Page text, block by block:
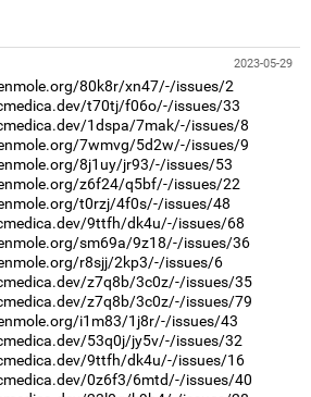
2023-05-29
80k8r/xn47/-/issues/2
t70tj/f06o/-/issues/33
1dspa/7mak/-/issues/8
7wmvg/5d2w/-/issues/9
8j1uy/jr93/-/issues/53
z6f24/q5bf/-/issues/22
t0rzj/4f0s/-/issues/48
9ttfh/dk4u/-/issues/68
sm69a/9z18/-/issues/36
r8sjj/2kp3/-/issues/6
z7q8b/3c0z/-/issues/35
z7q8b/3c0z/-/issues/79
i1m83/1j8r/-/issues/43
53q0j/jy5v/-/issues/32
9ttfh/dk4u/-/issues/16
0z6f3/6mtd/-/issues/40